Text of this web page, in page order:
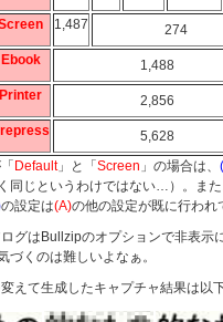
1,487
274
Ebook
1,488
Printer
2,856
5,628
Default」と「 Screen 」の場合は、
同じというわけではない…）。また
の設定は(A)の他の設定が既に行われ
グはBullzipのオプションで非表示
づくのは難しいよなぁ。
えて生成したキャプチャ結果は以